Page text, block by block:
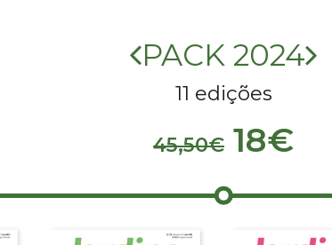
PACK 2024
11 edições
45,50€ 18€